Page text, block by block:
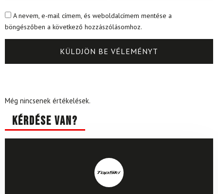
A nevem, e-mail címem, és weboldalcímem mentése a
böngészőben a következő hozzászólásomhoz.
Még nincsenek értékelések.
Kérdése van?